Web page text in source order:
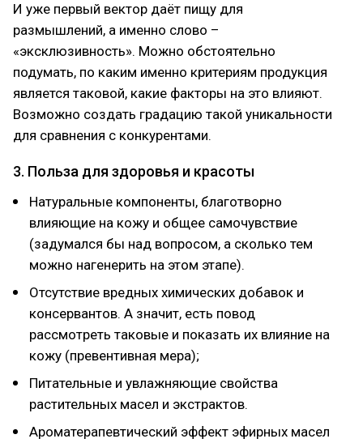
И уже первый вектор даёт пищу для
размышлений, а именно слово –
«эксклюзивность». Можно обстоятельно
подумать, по каким именно критериям продукция
является таковой, какие факторы на это влияют.
Возможно создать градацию такой уникальности
для сравнения с конкурентами.
3. Польза для здоровья и красоты
Натуральные компоненты, благотворно
влияющие на кожу и общее самочувствие
(задумался бы над вопросом, а сколько тем
можно нагенерить на этом этапе).
Отсутствие вредных химических добавок и
консервантов. А значит, есть повод
рассмотреть таковые и показать их влияние на
кожу (превентивная мера);
Питательные и увлажняющие свойства
растительных масел и экстрактов.
Ароматерапевтический эффект эфирных масел